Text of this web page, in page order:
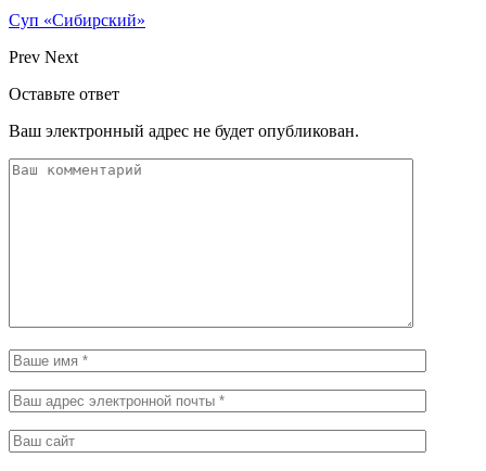
Суп «Сибирский»
Prev Next
Оставьте ответ
Ваш электронный адрес не будет опубликован.